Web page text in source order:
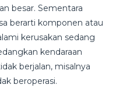
besar. Sementara
berarti komponen atau
kerusakan sedang
kendaraan
berjalan, misalnya
beroperasi.